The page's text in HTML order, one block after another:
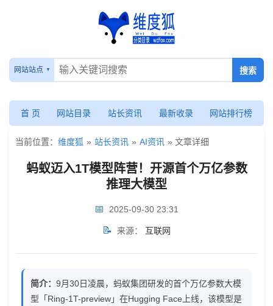
蚂
蚁
迈
入
1T
型
营！
首
网站站点
首 页 网站目录 站长资讯 最新收录 网站排行榜
当前位置： 维度狐 » 站长资讯 » AI资讯 » 文章详细
蚂蚁迈入1T模型阵营！开源首个万亿参数
推理大模型
📅 2025-09-30 23:31
📝 来源： 互联网
简介： 9月30日凌晨，蚂蚁集团研发的首个万亿参数大模
型「Ring-1T-preview」在Hugging Face上线，该模型是